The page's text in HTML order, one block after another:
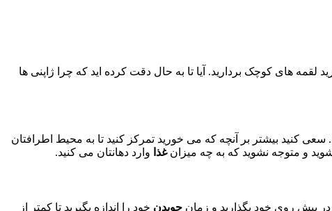
های کوچک بردارید. آیا تا به حال دقت کرده اید که چرا ژاپنی ها
کنید بیشتر بر آنچه که می خورید تمرکز کنید تا به محیط اطرافتان
و متوجه نشوید که به چه میزانغذا وارد دهانتان می کنید.
جویدن خود را اندازه بگیرید تا کمتر از